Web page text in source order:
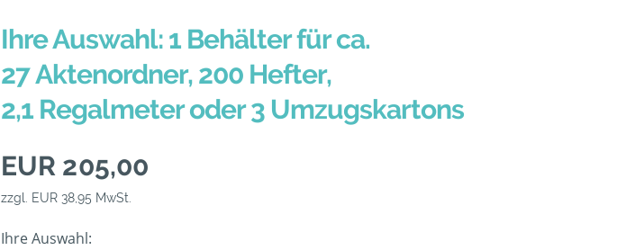
Ihre Auswahl: 1 Behälter für ca.
27 Aktenordner, 200 Hefter,
2,1 Regalmeter oder 3 Umzugskartons
EUR 205,00
zzgl. EUR 38,95 MwSt.
Ihre Auswahl: